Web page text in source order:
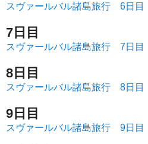
スヴァールバル諸島旅行 6日目
7日目
スヴァールバル諸島旅行 7日目
8日目
スヴァールバル諸島旅行 8日目
9日目
スヴァールバル諸島旅行 9日目